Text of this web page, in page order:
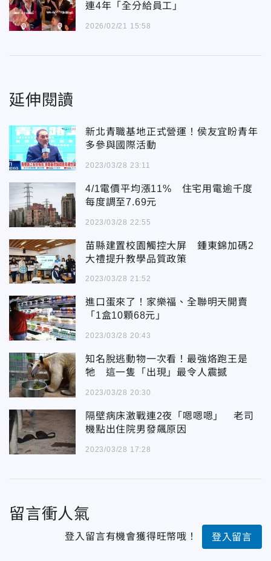
連4年「全分給員工」
2026/02/21 15:58
延伸閱讀
新北青職基地正式營運！侯友宜盼青年
多參與國際活動
2023/03/28 23:11
4/1電價平均漲11% 住宅用電逾千度
每度調至7.69元
2023/03/28 22:55
苗縣建置校園觸控大屏 鍾東錦加碼2
大禮提升教學品質政策
2023/03/28 21:52
進口蛋來了！家樂福、全聯明天開賣
「1盒10顆68元」
2023/03/28 20:43
知名脫逃動物一次看！最強烙跑王是
牠 這一隻「出現」最令人震撼
2023/03/28 20:30
隔壁病床激戰連2夜「嗯嗯嗯」 老司
機點出住院男發飆原因
2023/03/28 17:28
留言衝人氣
登入留言有機會獲得旺幣哦！ 登入留言